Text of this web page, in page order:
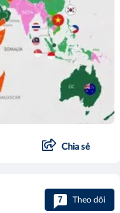
Chia sẻ
7 Theo dõi